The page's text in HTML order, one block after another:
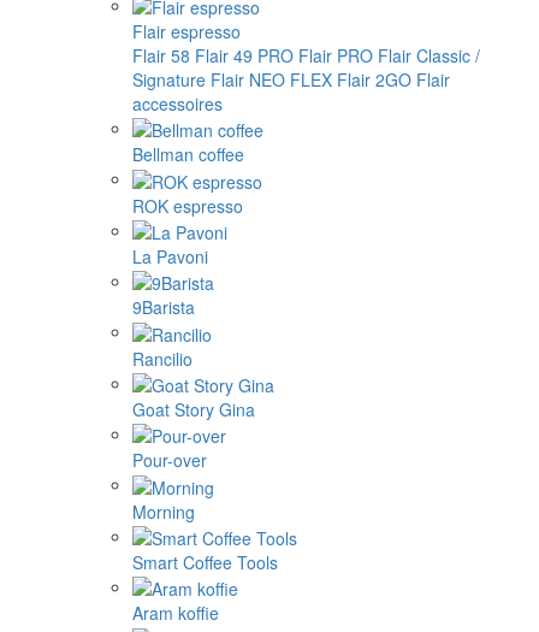
Flair espresso
Flair 58 Flair 49 PRO Flair PRO Flair Classic /
Signature Flair NEO FLEX Flair 2GO Flair
accessoires
Bellman coffee
ROK espresso
La Pavoni
9Barista
Rancilio
Goat Story Gina
Pour-over
Morning
Smart Coffee Tools
Aram koffie